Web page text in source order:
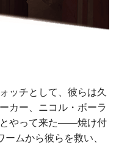
ッチとして、彼らは久
カー、ニコル・ボーラ
とやって来た――焼け付
ムから彼らを救い、